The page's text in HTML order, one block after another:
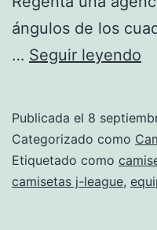
ángulos de los
… Seguir leyendo
Publicada el 8
Categorizado como
Etiquetado como
camisetas j-league,